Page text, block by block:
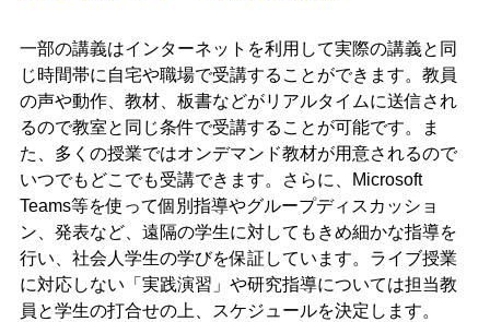
一部の講義はインターネットを利用して実際の講義と同
じ時間帯に自宅や職場で受講することができます。教員
の声や動作、教材、板書などがリアルタイムに送信され
るので教室と同じ条件で受講することが可能です。ま
た、多くの授業ではオンデマンド教材が用意されるので
いつでもどこでも受講できます。さらに、Microsoft
Teams等を使って個別指導やグループディスカッショ
ン、発表など、遠隔の学生に対してもきめ細かな指導を
行い、社会人学生の学びを保証しています。ライブ授業
に対応しない「実践演習」や研究指導については担当教
員と学生の打合せの上、スケジュールを決定します。​​